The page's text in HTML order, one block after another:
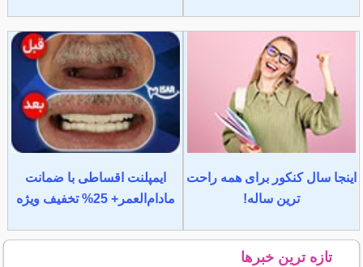
اینجا سال کنکور برای همه راحت
ترین ساله!
ایمپلنت اقساطی با ضمانت
مادام‌العمر+ 25% تخفیف ویژه
تازه ترین خبرها